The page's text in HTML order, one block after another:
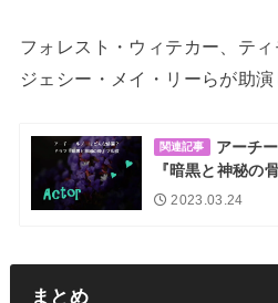
フォレスト・ウィテカー、ティ
ジェシー・メイ・リーらが助演
関連記事
アーチ
『暗黒と神秘の
2023.03.24
まとめ